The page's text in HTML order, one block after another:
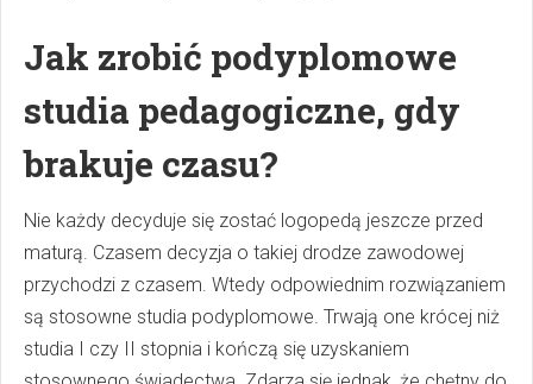
Jak zrobić podyplomowe
studia pedagogiczne, gdy
brakuje czasu?
Nie każdy decyduje się zostać logopedą jeszcze przed
maturą. Czasem decyzja o takiej drodze zawodowej
przychodzi z czasem. Wtedy odpowiednim rozwiązaniem
są stosowne studia podyplomowe. Trwają one krócej niż
studia I czy II stopnia i kończą się uzyskaniem